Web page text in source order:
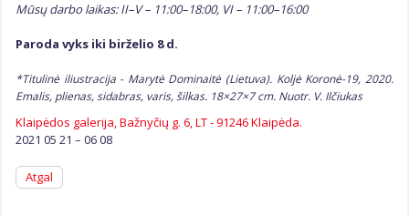
Mūsų darbo laikas: II–V – 11:00–18:00, VI – 11:00–16:00
Paroda vyks iki birželio 8d.
*Titulinė iliustracija - Marytė Dominaitė (Lietuva). Koljė Koronė-19, 2020.
Emalis, plienas, sidabras, varis, šilkas. 18×27×7 cm. Nuotr. V. Ilčiukas
Klaipėdos galerija, Bažnyčių g. 6, LT - 91246 Klaipėda.
2021 05 21 – 06 08
Atgal